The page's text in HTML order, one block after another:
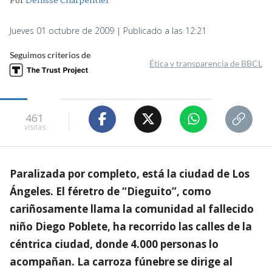
Jueves 01 octubre de 2009 | Publicado a las 12:21
Seguimos criterios de
Ética y transparencia de BBCL
461
visitas
Paralizada por completo, está la ciudad de Los
Ángeles. El féretro de “Dieguito”, como
cariñosamente llama la comunidad al fallecido
niño Diego Poblete, ha recorrido las calles de la
céntrica ciudad, donde 4.000 personas lo
acompañan. La carroza fúnebre se dirige al